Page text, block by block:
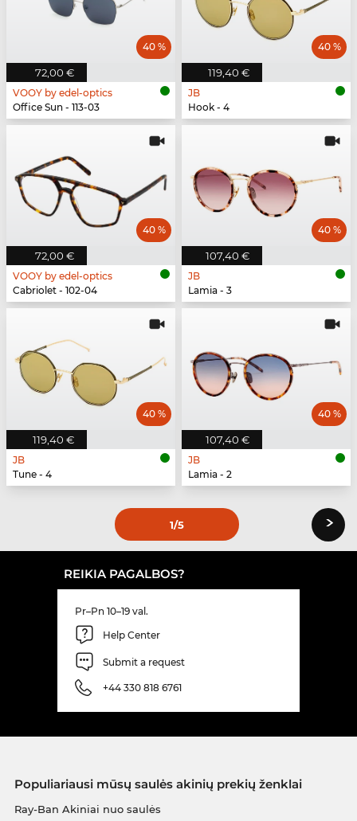
72,00 €
40 %
VOOY by edel-optics
Office Sun - 113-03
119,40 €
40 %
JB
Hook - 4
72,00 €
40 %
VOOY by edel-optics
Cabriolet - 102-04
107,40 €
40 %
JB
Lamia - 3
119,40 €
40 %
JB
Tune - 4
107,40 €
40 %
JB
Lamia - 2
1/5 ›
REIKIA PAGALBOS?
Pr–Pn 10–19 val.
Help Center
Submit a request
+44 330 818 6761
Populiariausi mūsų saulės akinių prekių ženklai
Ray-Ban Akiniai nuo saulės